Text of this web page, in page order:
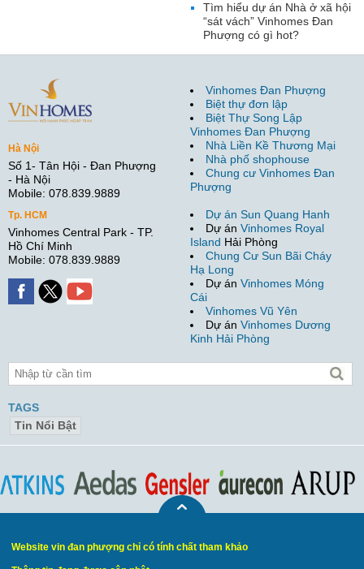
Tìm hiểu dự án Nhà ở xã hội
“sát vách” Vinhomes Đan
Phượng có gì hot?
Hà Nội
Số 1- Tân Hội - Đan Phượng
- Hà Nội
Mobile: 078.839.9889
Tp. HCM
Vinhomes Central Park - TP.
Hồ Chí Minh
Mobile: 078.839.9889
Vinhomes Đan Phượng
Biệt thự đơn lập
Biệt Thự Song Lập
Vinhomes Đan Phượng
Nhà Liền Kề Thương Mại
Nhà phố shophouse
Chung cư Vinhomes Đan
Phượng
Dự án Sun Quang Hanh
Dự án Vinhomes Royal
Island Hải Phòng
Chung Cư Sun Bãi Cháy
Hạ Long
Dự án Vinhomes Móng
Cái
Vinhomes Vũ Yên
Dự án Vinhomes Dương
Kinh Hải Phòng
TAGS
Tin Nổi Bật
Website vin đan phượng chỉ có tính chất tham khảo